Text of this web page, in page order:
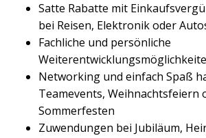
Satte Rabatte mit
bei Reisen, Elektronik oder
Fachliche und persönliche
Networking und einfach Spaß
Teamevents, Weihnachtsfeiern
Sommerfesten
Zuwendungen bei Jubiläum,